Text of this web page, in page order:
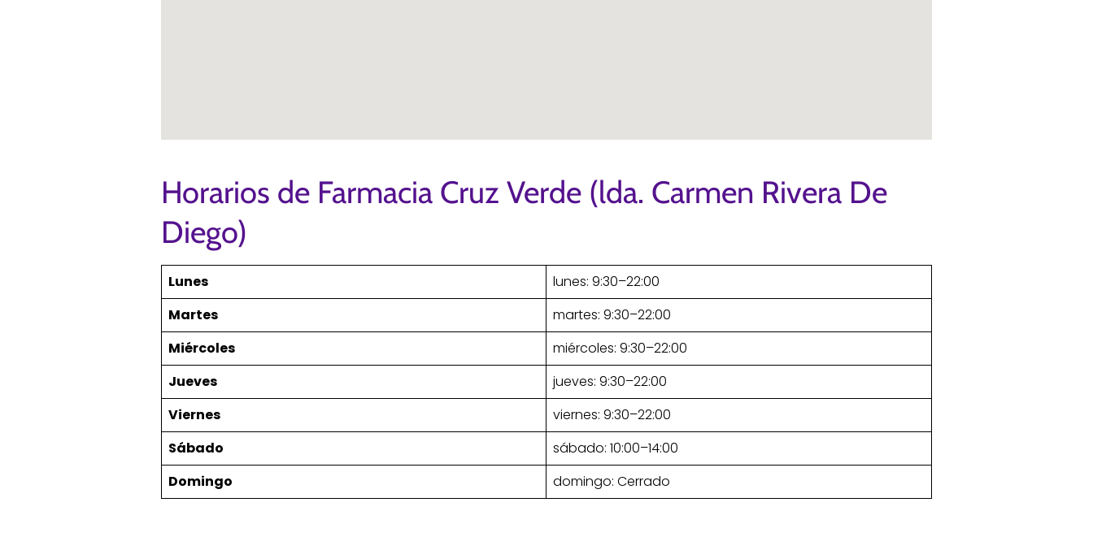
Horarios de Farmacia Cruz Verde (lda. Carmen Rivera De
Diego)
Lunes
lunes: 9:30–22:00
Martes
martes: 9:30–22:00
Miércoles
miércoles: 9:30–22:00
Jueves
jueves: 9:30–22:00
Viernes
viernes: 9:30–22:00
Sábado
sábado: 10:00–14:00
Domingo
domingo: Cerrado